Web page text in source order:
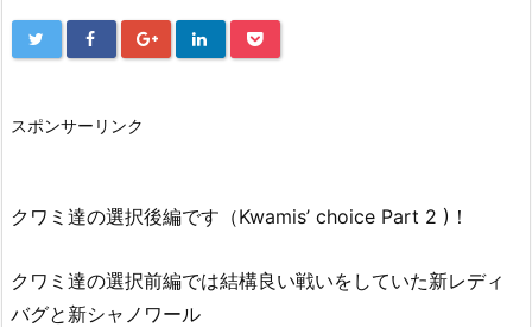
スポンサーリンク
クワミ達の選択後編です（Kwamis’ choice Part 2 )！
クワミ達の選択前編では結構良い戦いをしていた新レディ
バグと新シャノワール